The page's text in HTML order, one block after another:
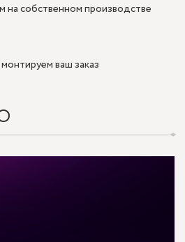
на собственном производстве
ваш заказ